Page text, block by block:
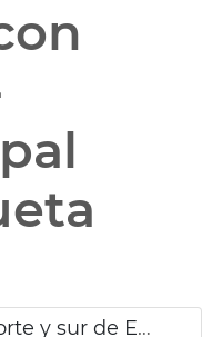
Reasfaltado depósitos norte y sur de EMT